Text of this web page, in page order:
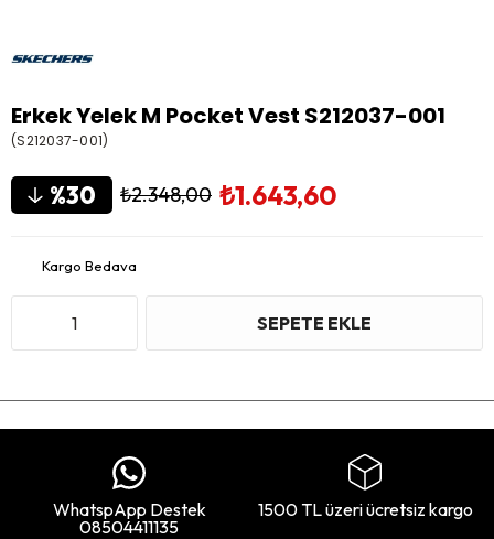
Erkek Yelek M Pocket Vest S212037-001
(S212037-001)
30 ₺2.348,00 ₺1.643,60
Kargo Bedava
WhatspApp Destek
08504411135
1500 TL üzeri ücretsiz kargo